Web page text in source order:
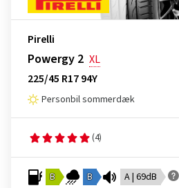
Pirelli
Powergy 2 XL
225/45 R17 94Y
Personbil sommerdæk
(4)
B B A | 69dB